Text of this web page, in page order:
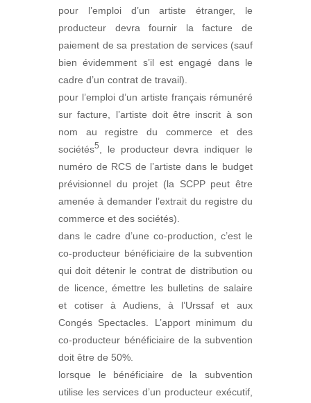
pour l’emploi d’un artiste étranger, le
producteur devra fournir la facture de
paiement de sa prestation de services (sauf
bien évidemment s’il est engagé dans le
cadre d’un contrat de travail).
pour l’emploi d’un artiste français rémunéré
sur facture, l’artiste doit être inscrit à son
nom au registre du commerce et des
sociétés5, le producteur devra indiquer le
numéro de RCS de l’artiste dans le budget
prévisionnel du projet (la SCPP peut être
amenée à demander l’extrait du registre du
commerce et des sociétés).
dans le cadre d’une co-production, c’est le
co-producteur bénéficiaire de la subvention
qui doit détenir le contrat de distribution ou
de licence, émettre les bulletins de salaire
et cotiser à Audiens, à l’Urssaf et aux
Congés Spectacles. L’apport minimum du
co-producteur bénéficiaire de la subvention
doit être de 50%.
lorsque le bénéficiaire de la subvention
utilise les services d’un producteur exécutif,